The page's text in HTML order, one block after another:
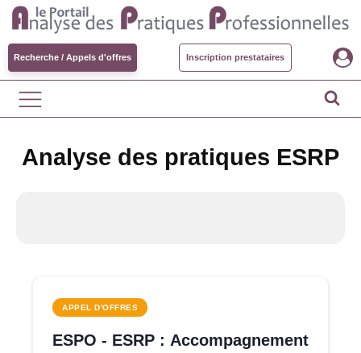
Recherche / Appels d'offres Inscription prestataires
Analyse des pratiques ESRP
APPEL D'OFFRES
ESPO - ESRP : Accompagnement